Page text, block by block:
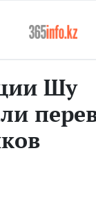
Шу